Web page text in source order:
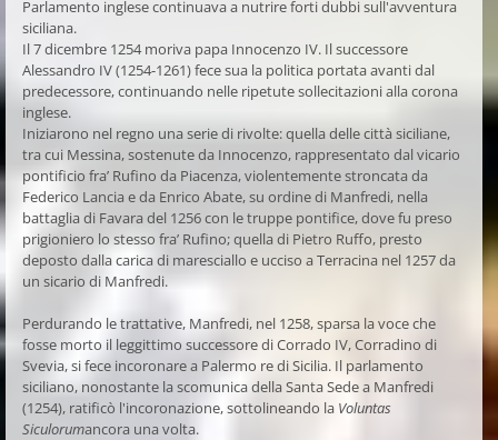
Parlamento inglese continuava a nutrire forti dubbi sull'avventura
siciliana.
Il 7 dicembre 1254 moriva papa Innocenzo IV. Il successore
Alessandro IV (1254-1261) fece sua la politica portata avanti dal
predecessore, continuando nelle ripetute sollecitazioni alla corona
inglese.
Iniziarono nel regno una serie di rivolte: quella delle città siciliane,
tra cui Messina, sostenute da Innocenzo, rappresentato dal vicario
pontificio fra’ Rufino da Piacenza, violentemente stroncata da
Federico Lancia e da Enrico Abate, su ordine di Manfredi, nella
battaglia di Favara del 1256 con le truppe pontifice, dove fu preso
prigioniero lo stesso fra’ Rufino; quella di Pietro Ruffo, presto
deposto dalla carica di maresciallo e ucciso a Terracina nel 1257 da
un sicario di Manfredi.
Perdurando le trattative, Manfredi, nel 1258, sparsa la voce che
fosse morto il leggittimo successore di Corrado IV, Corradino di
Svevia, si fece incoronare a Palermo re di Sicilia. Il parlamento
siciliano, nonostante la scomunica della Santa Sede a Manfredi
(1254), ratificò l'incoronazione, sottolineando la Voluntas
Siculorumancora una volta.